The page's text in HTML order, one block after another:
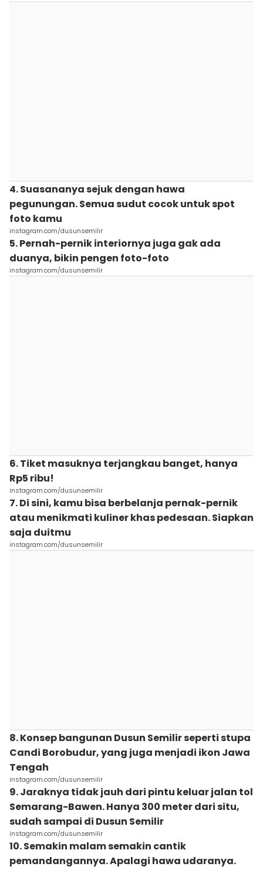
4. Suasananya sejuk dengan hawa
pegunungan. Semua sudut cocok untuk spot
foto kamu
instagram.com/dusunsemilir
5. Pernah-pernik interiornya juga gak ada
duanya, bikin pengen foto-foto
instagram.com/dusunsemilir
6. Tiket masuknya terjangkau banget, hanya
Rp5 ribu!
instagram.com/dusunsemilir
7. Di sini, kamu bisa berbelanja pernak-pernik
atau menikmati kuliner khas pedesaan. Siapkan
saja duitmu
instagram.com/dusunsemilir
8. Konsep bangunan Dusun Semilir seperti stupa
Candi Borobudur, yang juga menjadi ikon Jawa
Tengah
instagram.com/dusunsemilir
9. Jaraknya tidak jauh dari pintu keluar jalan tol
Semarang-Bawen. Hanya 300 meter dari situ,
sudah sampai di Dusun Semilir
instagram.com/dusunsemilir
10. Semakin malam semakin cantik
pemandangannya. Apalagi hawa udaranya.